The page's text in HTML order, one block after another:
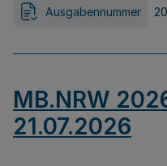
Ausgabennummer
MB.NRW
21.07.2026